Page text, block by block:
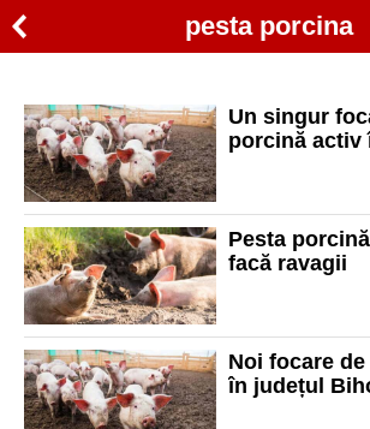
pesta porcina
Un singur
porcină activ
Pesta
facă ravagii
Noi focare
în județul